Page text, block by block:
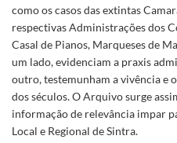
como os casos das extintas
respectivas Administrações dos
Casal de Pianos, Marqueses de
um lado, evidenciam a praxis
outro, testemunham a vivência e
dos séculos. O Arquivo surge
informação de relevância impar
Local e Regional de Sintra.